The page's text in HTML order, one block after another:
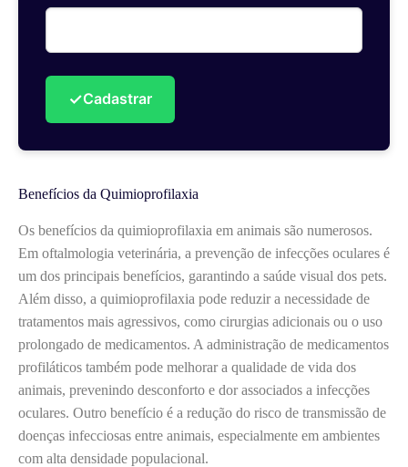
✓Cadastrar
Benefícios da Quimioprofilaxia
Os benefícios da quimioprofilaxia em animais são numerosos.
Em oftalmologia veterinária, a prevenção de infecções oculares é
um dos principais benefícios, garantindo a saúde visual dos pets.
Além disso, a quimioprofilaxia pode reduzir a necessidade de
tratamentos mais agressivos, como cirurgias adicionais ou o uso
prolongado de medicamentos. A administração de medicamentos
profiláticos também pode melhorar a qualidade de vida dos
animais, prevenindo desconforto e dor associados a infecções
oculares. Outro benefício é a redução do risco de transmissão de
doenças infecciosas entre animais, especialmente em ambientes
com alta densidade populacional.